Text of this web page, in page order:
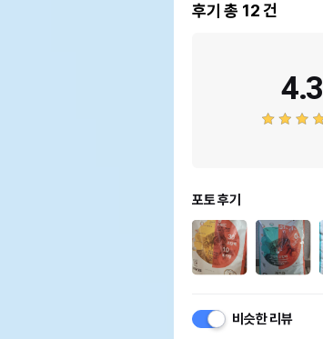
후기 총 12건
4.3
포토 후기
비슷한 리뷰